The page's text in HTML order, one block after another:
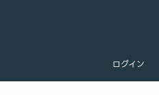
ログイン